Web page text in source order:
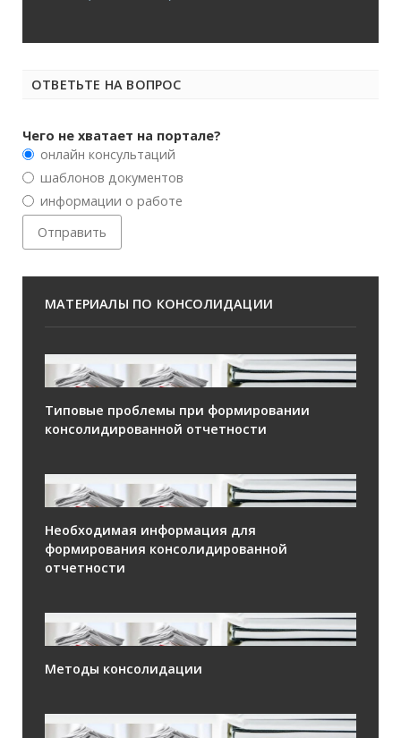
ОТВЕТЬТЕ НА ВОПРОС
Чего не хватает на портале?
онлайн консультаций
шаблонов документов
информации о работе
МАТЕРИАЛЫ ПО КОНСОЛИДАЦИИ
Типовые проблемы при формировании
консолидированной отчетности
Необходимая информация для
формирования консолидированной
отчетности
Методы консолидации